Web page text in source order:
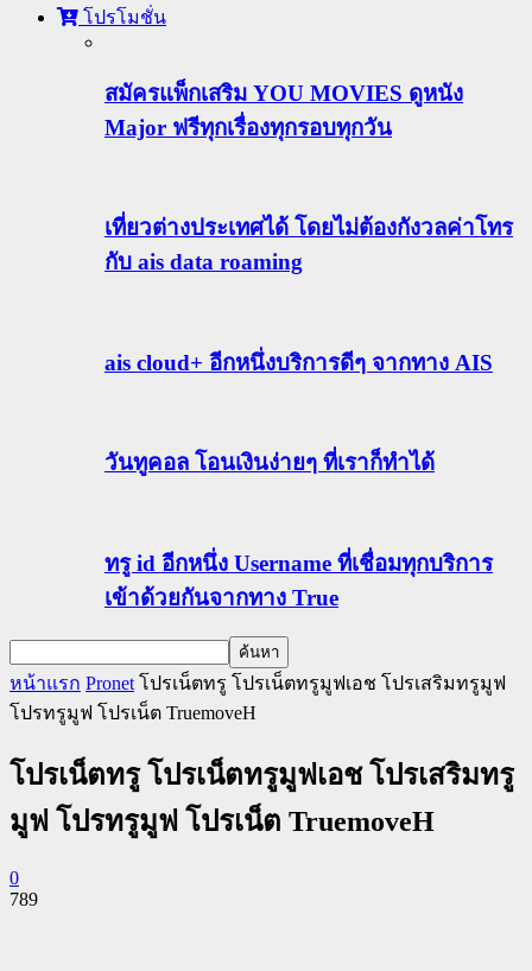
โปรโมชั่น
สมัครแพ็กเสริม YOU MOVIES ดูหนัง
Major ฟรีทุกเรื่องทุกรอบทุกวัน
เที่ยวต่างประเทศได้ โดยไม่ต้องกังวลค่าโทร
กับ ais data roaming
ais cloud+ อีกหนึ่งบริการดีๆ จากทาง AIS
วันทูคอล โอนเงินง่ายๆ ที่เราก็ทำได้
ทรู id อีกหนึ่ง Username ที่เชื่อมทุกบริการ
เข้าด้วยกันจากทาง True
หน้าแรก Pronet โปรเน็ตทรู โปรเน็ตทรูมูฟเอช โปรเสริมทรูมูฟ
โปรทรูมูฟ โปรเน็ต TruemoveH
โปรเน็ตทรู โปรเน็ตทรูมูฟเอช โปรเสริมทรู
มูฟ โปรทรูมูฟ โปรเน็ต TruemoveH
0
789